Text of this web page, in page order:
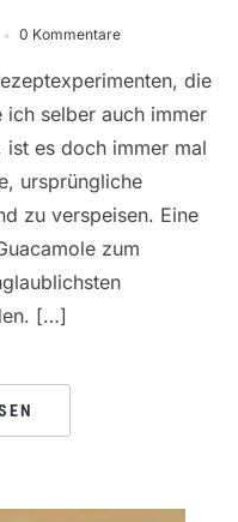
0 Kommentare
die
selber auch immer
ist es doch immer mal
ursprüngliche
zu verspeisen. Eine
zum
[…]